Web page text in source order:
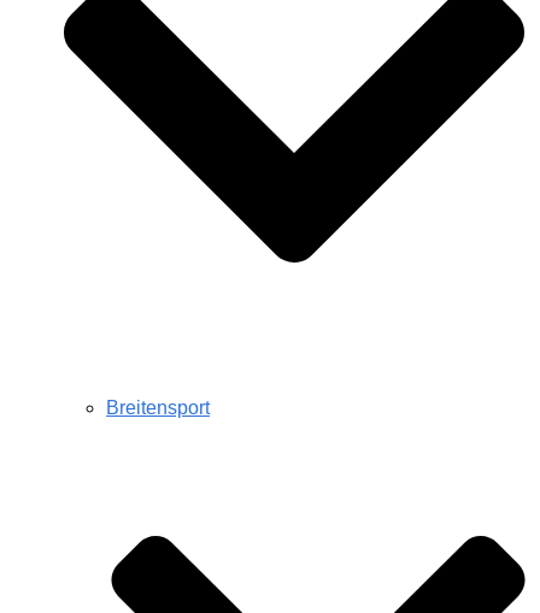
Breitensport